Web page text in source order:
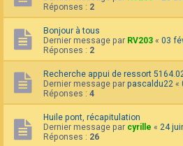
Réponses : 2
Bonjour à tous
Dernier message par RV203 « 03
Réponses : 2
Recherche appui de ressort
Dernier message par pascaldu22 «
Réponses : 4
Huile pont, récapitulation
Dernier message par cyrille « 24
Réponses : 26